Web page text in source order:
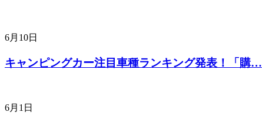
6月10日
キャンピングカー注目車種ランキング発表！「購…
6月1日